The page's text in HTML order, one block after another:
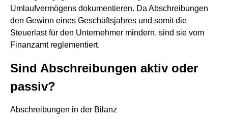
Umlaufvermögens dokumentieren. Da Abschreibungen
den Gewinn eines Geschäftsjahres und somit die
Steuerlast für den Unternehmer mindern, sind sie vom
Finanzamt reglementiert.
Sind Abschreibungen aktiv oder
passiv?
Abschreibungen in der Bilanz